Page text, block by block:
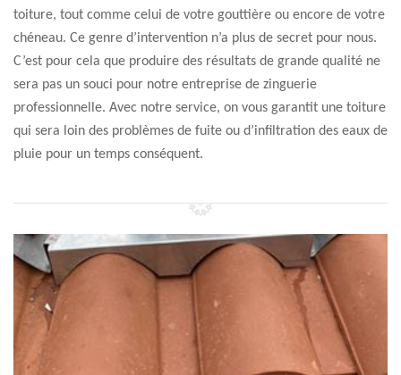
toiture, tout comme celui de votre gouttière ou encore de votre
chéneau. Ce genre d’intervention n’a plus de secret pour nous.
C’est pour cela que produire des résultats de grande qualité ne
sera pas un souci pour notre entreprise de zinguerie
professionnelle. Avec notre service, on vous garantit une toiture
qui sera loin des problèmes de fuite ou d’infiltration des eaux de
pluie pour un temps conséquent.